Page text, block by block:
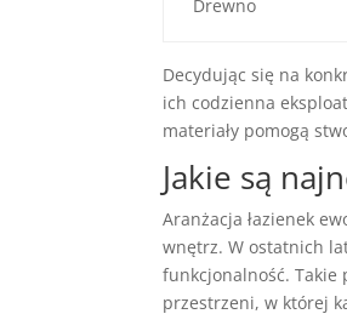
Drewno
Decydując się na
ich codzienna
materiały pomogą
Jakie są
Aranżacja łazienek
wnętrz. W ostatnich
funkcjonalność. Takie
przestrzeni, w której